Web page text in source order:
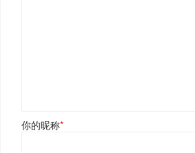
你的昵称*